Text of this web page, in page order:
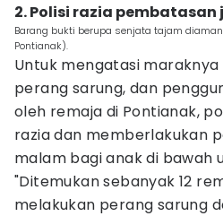
2. Polisi razia
Barang bukti berupa senjata tajam
Pontianak).
Untuk mengatasi maraknya
perang sarung, dan
oleh remaja di Pontianak,
razia dan memberlakukan
malam bagi anak di bawah
"Ditemukan sebanyak 12
melakukan perang sarung